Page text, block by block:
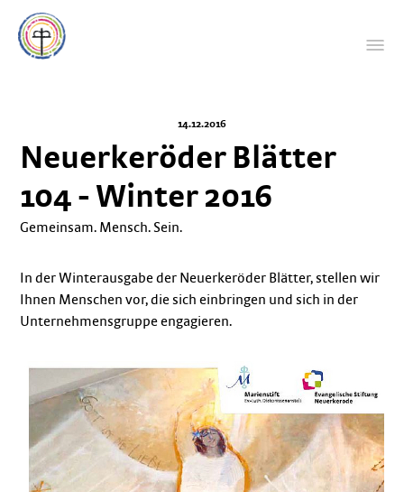
14.12.2016
Neuerkeröder Blätter
104 - Winter 2016
Gemeinsam. Mensch. Sein.
In der Winterausgabe der Neuerkeröder Blätter, stellen wir
Ihnen Menschen vor, die sich einbringen und sich in der
Unternehmensgruppe engagieren.